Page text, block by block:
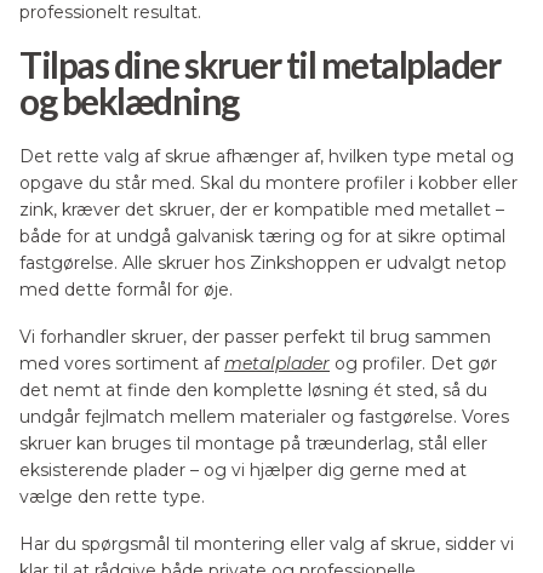
professionelt resultat.
Tilpas dine skruer til metalplader
og beklædning
Det rette valg af skrue afhænger af, hvilken type metal og
opgave du står med. Skal du montere profiler i kobber eller
zink, kræver det skruer, der er kompatible med metallet –
både for at undgå galvanisk tæring og for at sikre optimal
fastgørelse. Alle skruer hos Zinkshoppen er udvalgt netop
med dette formål for øje.
Vi forhandler skruer, der passer perfekt til brug sammen
med vores sortiment afmetalplader og profiler. Det gør
det nemt at finde den komplette løsning ét sted, så du
undgår fejlmatch mellem materialer og fastgørelse. Vores
skruer kan bruges til montage på træunderlag, stål eller
eksisterende plader – og vi hjælper dig gerne med at
vælge den rette type.
Har du spørgsmål til montering eller valg af skrue, sidder vi